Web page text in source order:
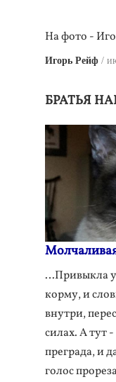
На фото -
Игорь Рейф
БРАТЬЯ
…Привыкла
корму, и
внутри,
силах. А тут
преграда, и
голос